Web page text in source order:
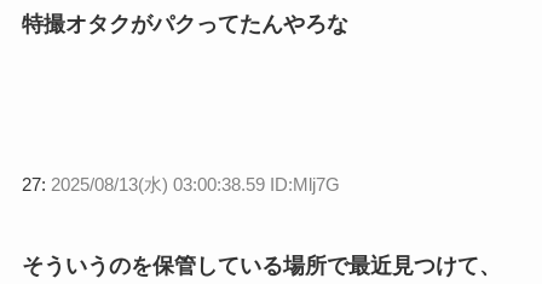
特撮オタクがパクってたんやろな
27: 2025/08/13(水) 03:00:38.59 ID:Mlj7G
そういうのを保管している場所で最近見つけて、